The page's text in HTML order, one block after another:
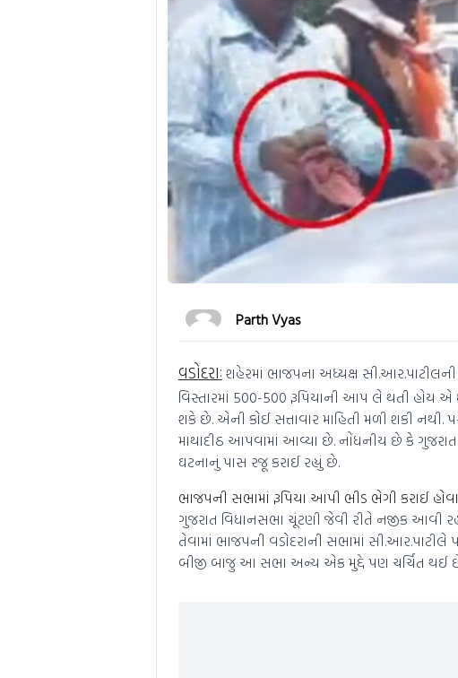
Parth Vyas
વડોદરાઃ શહેરમાં ભાજપના અધ્યક્ષ સી.આર.પાટીલની
વિસ્તારમાં 500-500 રૂપિયાની આપ લે થતી હોય
શકે છે. એની કોઈ સત્તાવાર માહિતી મળી શકી
માથાદીઠ આપવામાં આવ્યા છે. નોંધનીય છે કે
ઘટનાનું પાસ રજૂ કરાઈ રહ્યું છે.
ભાજપની સભામાં રૂપિયા આપી ભીડ ભેગી કરાઈ
ગુજરાત વિધાનસભા ચૂંટણી જેવી રીતે નજીક આવી
તેવામાં ભાજપની વડોદરાની સભામાં
બીજી બાજુ આ સભા અન્ય એક મુદ્દે પણ ચર્ચિત થઈ